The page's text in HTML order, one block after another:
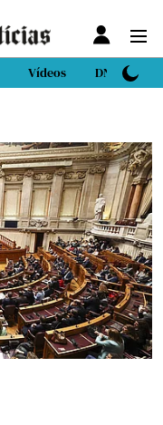
Vídeos DN Sport